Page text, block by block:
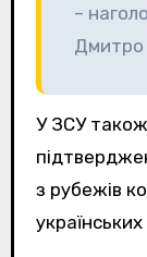
–
Дмитро
У ЗСУ
з рубежів
українських